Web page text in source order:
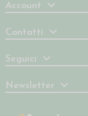
Account
Contatti
Seguici
Newsletter